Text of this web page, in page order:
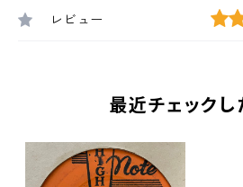
レビュー
最近チェックし